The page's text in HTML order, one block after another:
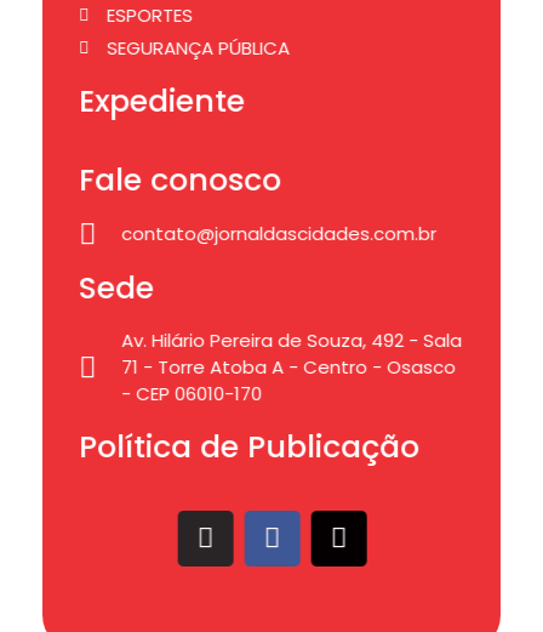
ESPORTES
SEGURANÇA PÚBLICA
Expediente
Fale conosco
contato@jornaldascidades.com.br
Sede
Av. Hilário Pereira de Souza, 492 - Sala
71 - Torre Atoba A - Centro - Osasco
- CEP 06010-170
Política de Publicação